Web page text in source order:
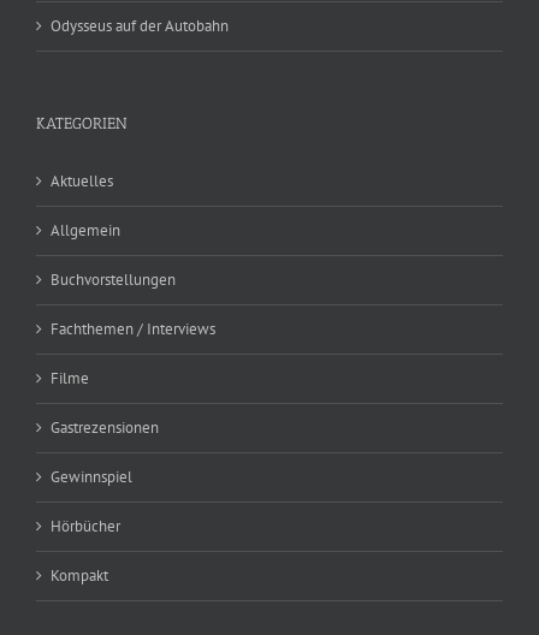
Odysseus auf der Autobahn
KATEGORIEN
Aktuelles
Allgemein
Buchvorstellungen
Fachthemen / Interviews
Filme
Gastrezensionen
Gewinnspiel
Hörbücher
Kompakt